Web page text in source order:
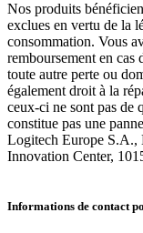
Nos produits
exclues en vertu de la
consommation. Vous
remboursement en cas
toute autre perte ou
également droit à la
ceux-ci ne sont pas de
constitue pas une
Logitech Europe S.A.,
Innovation Center,
Informations de contact